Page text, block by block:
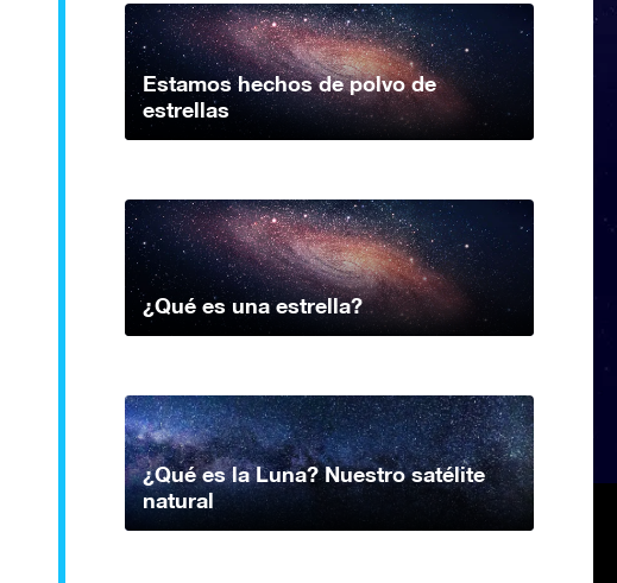
Estamos hechos de polvo de
estrellas
¿Qué es una estrella?
¿Qué es la Luna? Nuestro satélite
natural